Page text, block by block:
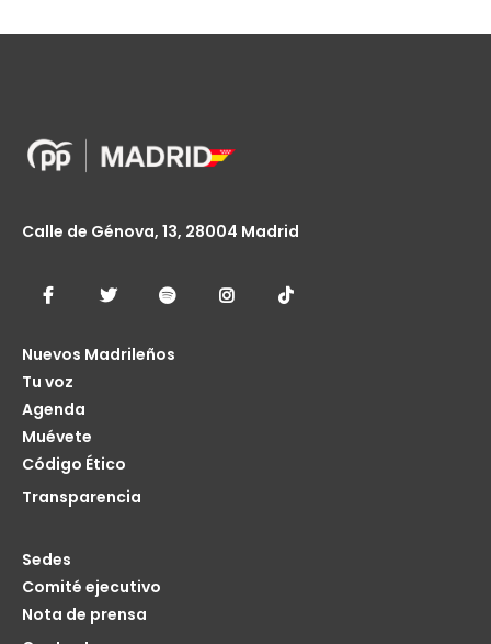
Calle de Génova, 13, 28004 Madrid
Nuevos Madrileños
Tu voz
Agenda
Muévete
Código Ético
Transparencia
Sedes
Comité ejecutivo
Nota de prensa